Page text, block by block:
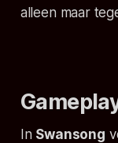
alleen maar
In Swansong